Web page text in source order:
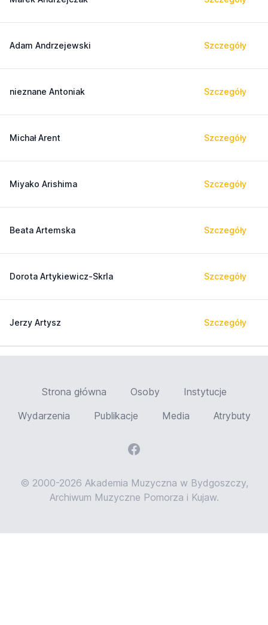
Adam Andrzejewski Szczegóły
nieznane Antoniak Szczegóły
Michał Arent Szczegóły
Miyako Arishima Szczegóły
Beata Artemska Szczegóły
Dorota Artykiewicz-Skrla Szczegóły
Jerzy Artysz Szczegóły
Strona główna Osoby
Instytucje
Wydarzenia
Publikacje Media Atrybuty
© 2000-2026 Akademia Muzyczna w Bydgoszczy,
Archiwum Muzyczne Pomorza i Kujaw.